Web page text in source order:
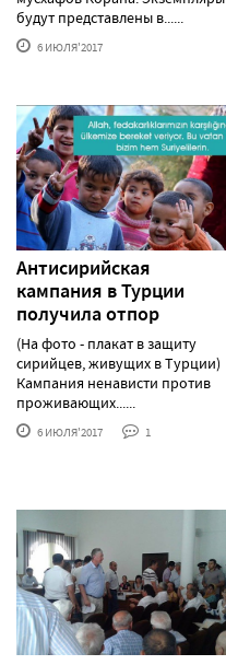
будут представлены в......
6 ИЮЛЯ'2017
Антисирийская
кампания в Турции
получила отпор
(На фото - плакат в защиту
сирийцев, живущих в Турции)
Кампания ненависти против
проживающих......
6 ИЮЛЯ'2017 1